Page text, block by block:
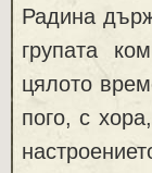
Радина
групата
цялото
пого, с